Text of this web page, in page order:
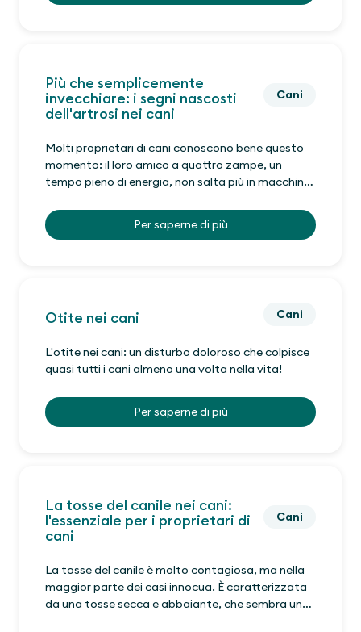
Più che semplicemente
invecchiare: i segni nascosti
dell'artrosi nei cani
Cani
Molti proprietari di cani conoscono bene questo
momento: il loro amico a quattro zampe, un
tempo pieno di energia, non salta più in macchina
Per saperne di più
Otite nei cani Cani
L'otite nei cani: un disturbo doloroso che colpisce
quasi tutti i cani almeno una volta nella vita!
Per saperne di più
La tosse del canile nei cani:
l'essenziale per i proprietari di
cani
Cani
La tosse del canile è molto contagiosa, ma nella
maggior parte dei casi innocua. È caratterizzata
da una tosse secca e abbaiante, che sembra un